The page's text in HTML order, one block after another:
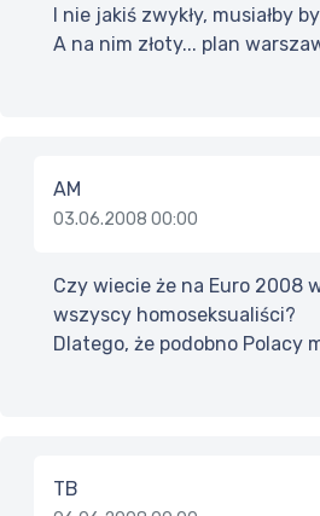
I nie jakiś zwykły, musiałby
A na nim złoty... plan
AM
03.06.2008 00:00
Czy wiecie że na Euro 2008
wszyscy homoseksualiści?
Dlatego, że podobno Polacy
TB